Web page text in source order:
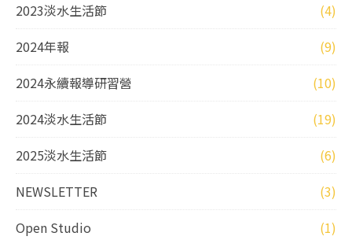
2023淡水生活節
(4)
2024年報
(9)
2024永續報導研習營
(10)
2024淡水生活節
(19)
2025淡水生活節
(6)
NEWSLETTER
(3)
Open Studio
(1)